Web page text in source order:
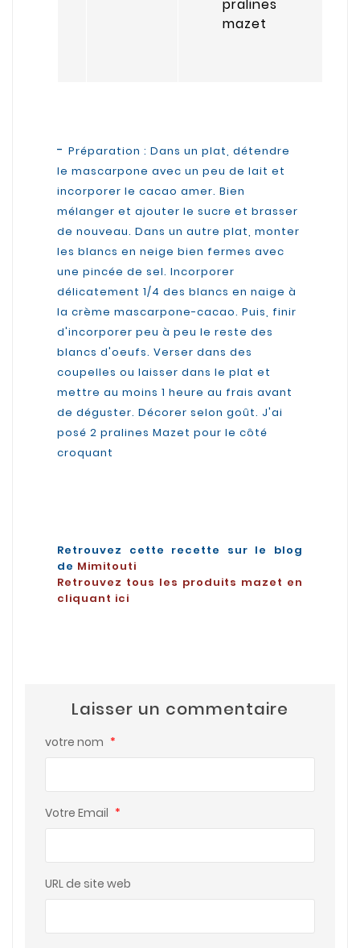
pralines
mazet
- Préparation : Dans un plat, détendre
le mascarpone avec un peu de lait et
incorporer le cacao amer. Bien
mélanger et ajouter le sucre et brasser
de nouveau. Dans un autre plat, monter
les blancs en neige bien fermes avec
une pincée de sel. Incorporer
délicatement 1/4 des blancs en naige à
la crème mascarpone-cacao. Puis, finir
d'incorporer peu à peu le reste des
blancs d'oeufs. Verser dans des
coupelles ou laisser dans le plat et
mettre au moins 1 heure au frais avant
de déguster. Décorer selon goût. J'ai
posé 2 pralines Mazet pour le côté
croquant
Retrouvez cette recette sur le blog
de Mimitouti
Retrouvez tous les produits mazet en
cliquant ici
Laisser un commentaire
votre nom *
Votre Email *
URL de site web